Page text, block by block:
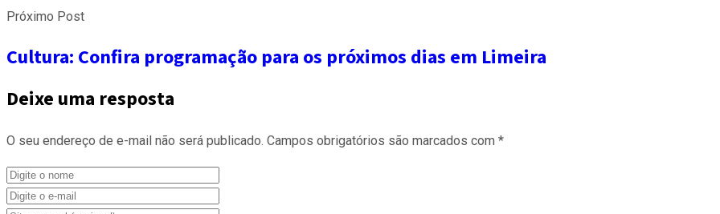
Próximo Post
Cultura: Confira programação para os próximos dias em Limeira
Deixe uma resposta
O seu endereço de e-mail não será publicado. Campos obrigatórios são marcados com *